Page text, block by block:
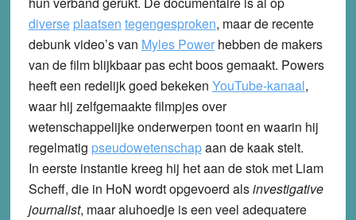
diverse plaatsen tegengesproken, maar de recente
debunk video’s van Myles Powerhebben de makers
van de film blijkbaar pas echt boos gemaakt. Powers
heeft een redelijk goed bekeken YouTube-kanaal,
waar hij zelfgemaakte filmpjes over
wetenschappelijke onderwerpen toont en waarin hij
regelmatig pseudowetenschapaan de kaak stelt.
In eerste instantie kreeg hij het aan de stok met Liam
Scheff, die in HoN wordt opgevoerd alsinvestigative
journalist, maar aluhoedje is een veel adequatere